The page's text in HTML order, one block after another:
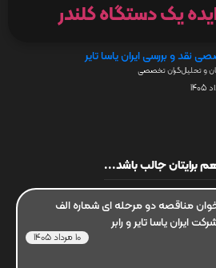
یک دستگاه کلندر
نقد و بررسی ایران یاسا تایر
و تحلیل‌گران تخصصی
برایتان جالب باشد...
مناقصه دو مرحله ای شماره الف
10 مرداد 1405